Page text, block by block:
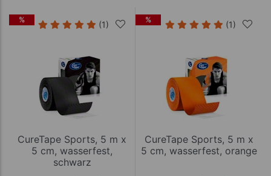
% (1)
CureTape Sports, 5 m x
5 cm, wasserfest,
schwarz
% (1)
CureTape Sports, 5 m x
5 cm, wasserfest, orange